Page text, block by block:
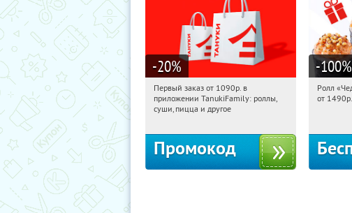
-20%
17:34:06 Получили:
Россия
Первый заказ от 1090р. в
приложении TanukiFamily: роллы,
суши, пицца и другое
Промокод
-100%
Ролл
от